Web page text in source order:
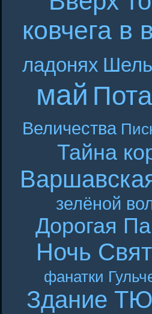
ковчега в
ладонях
май
Величества
Тайна
зелёной
Дорогая
Ночь
фанатки
Здание